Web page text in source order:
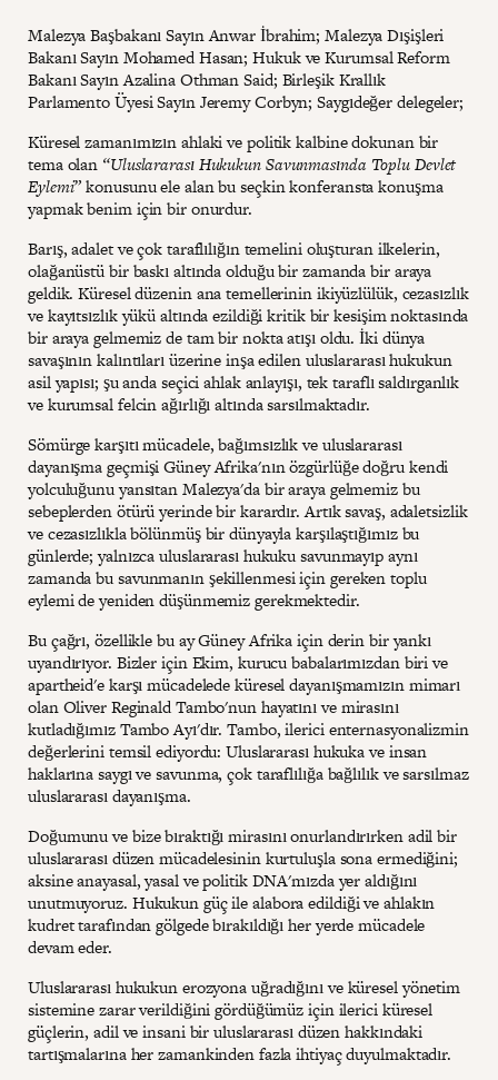
Malezya Başbakanı Sayın Anwar İbrahim; Malezya Dışişleri
Bakanı Sayın Mohamed Hasan; Hukuk ve Kurumsal Reform
Bakanı Sayın Azalina Othman Said; Birleşik Krallık
Parlamento Üyesi Sayın Jeremy Corbyn; Saygıdeğer delegeler;
Küresel zamanımızın ahlaki ve politik kalbine dokunan bir
tema olan “Uluslararası Hukukun Savunmasında Toplu Devlet
Eylemi”konusunu ele alan bu seçkin konferansta konuşma
yapmak benim için bir onurdur.
Barış, adalet ve çok taraflılığın temelini oluşturan ilkelerin,
olağanüstü bir baskı altında olduğu bir zamanda bir araya
geldik. Küresel düzenin ana temellerinin ikiyüzlülük, cezasızlık
ve kayıtsızlık yükü altında ezildiği kritik bir kesişim noktasında
bir araya gelmemiz de tam bir nokta atışı oldu. İki dünya
savaşının kalıntıları üzerine inşa edilen uluslararası hukukun
asil yapısı; şu anda seçici ahlak anlayışı, tek taraflı saldırganlık
ve kurumsal felcin ağırlığı altında sarsılmaktadır.
Sömürge karşıtı mücadele, bağımsızlık ve uluslararası
dayanışma geçmişi Güney Afrika'nın özgürlüğe doğru kendi
yolculuğunu yansıtan Malezya'da bir araya gelmemiz bu
sebeplerden ötürü yerinde bir karardır. Artık savaş, adaletsizlik
ve cezasızlıkla bölünmüş bir dünyayla karşılaştığımız bu
günlerde; yalnızca uluslararası hukuku savunmayıp aynı
zamanda bu savunmanın şekillenmesi için gereken toplu
eylemi de yeniden düşünmemiz gerekmektedir.
Bu çağrı, özellikle bu ay Güney Afrika için derin bir yankı
uyandırıyor. Bizler için Ekim, kurucu babalarımızdan biri ve
apartheid'e karşı mücadelede küresel dayanışmamızın mimarı
olan Oliver Reginald Tambo'nun hayatını ve mirasını
kutladığımız Tambo Ayı'dır. Tambo, ilerici enternasyonalizmin
değerlerini temsil ediyordu: Uluslararası hukuka ve insan
haklarına saygı ve savunma, çok taraflılığa bağlılık ve sarsılmaz
uluslararası dayanışma.
Doğumunu ve bize bıraktığı mirasını onurlandırırken adil bir
uluslararası düzen mücadelesinin kurtuluşla sona ermediğini;
aksine anayasal, yasal ve politik DNA'mızda yer aldığını
unutmuyoruz. Hukukun güç ile alabora edildiği ve ahlakın
kudret tarafından gölgede bırakıldığı her yerde mücadele
devam eder.
Uluslararası hukukun erozyona uğradığını ve küresel yönetim
sistemine zarar verildiğini gördüğümüz için ilerici küresel
güçlerin, adil ve insani bir uluslararası düzen hakkındaki
tartışmalarına her zamankinden fazla ihtiyaç duyulmaktadır.